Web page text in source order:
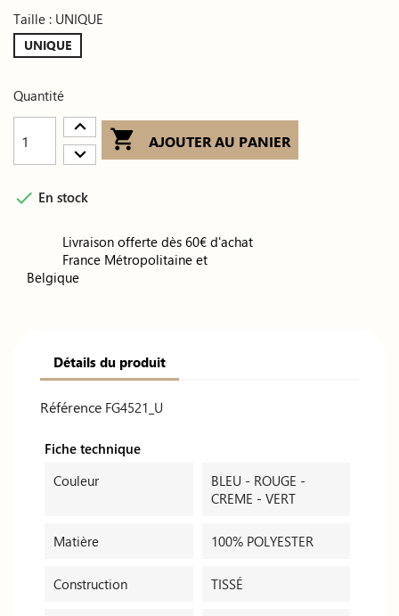
Taille : UNIQUE
UNIQUE
Quantité
 AJOUTER AU PANIER
 En stock
Livraison offerte dès 60€ d'achat
France Métropolitaine et
Belgique
Détails du produit
Référence FG4521_U
Fiche technique
Couleur
BLEU - ROUGE -
CREME - VERT
Matière 100% POLYESTER
Construction TISSÉ